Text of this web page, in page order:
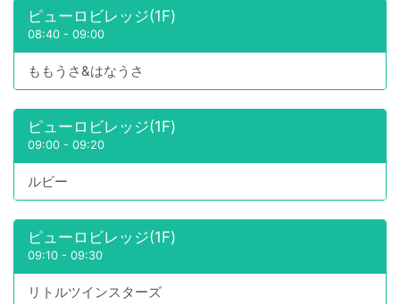
ピューロビレッジ(1F)
08:40 - 09:00
ももうさ&はなうさ
ピューロビレッジ(1F)
09:00 - 09:20
ルビー
ピューロビレッジ(1F)
09:10 - 09:30
リトルツインスターズ